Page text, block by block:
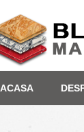
ACASA